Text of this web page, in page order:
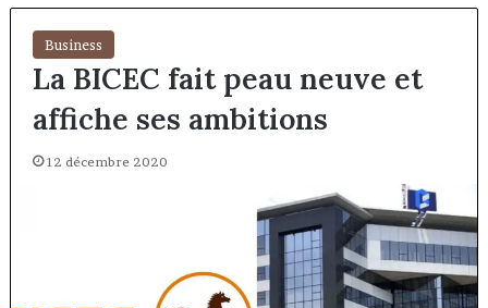
Business
La BICEC fait peau neuve et
affiche ses ambitions
12 décembre 2020